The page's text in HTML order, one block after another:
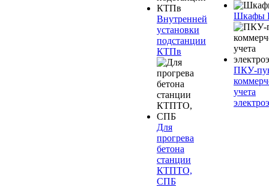
Внутренней
установки
подстанции
КТПв
Для
прогрева
бетона
станции
КТПТО,
СПБ
Шкафы
ПКУ-
учета